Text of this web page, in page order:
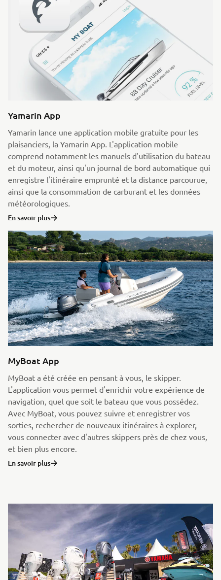
Yamarin App
Yamarin lance une application mobile gratuite pour les
plaisanciers, la Yamarin App. L'application mobile
comprend notamment les manuels d'utilisation du bateau
et du moteur, ainsi qu'un journal de bord automatique qui
enregistre l'itinéraire emprunté et la distance parcourue,
ainsi que la consommation de carburant et les données
météorologiques.
En savoir plus
MyBoat App
MyBoat a été créée en pensant à vous, le skipper.
L'application vous permet d'enrichir votre expérience de
navigation, quel que soit le bateau que vous possédez.
Avec MyBoat, vous pouvez suivre et enregistrer vos
sorties, rechercher de nouveaux itinéraires à explorer,
vous connecter avec d'autres skippers près de chez vous,
et bien plus encore.
En savoir plus